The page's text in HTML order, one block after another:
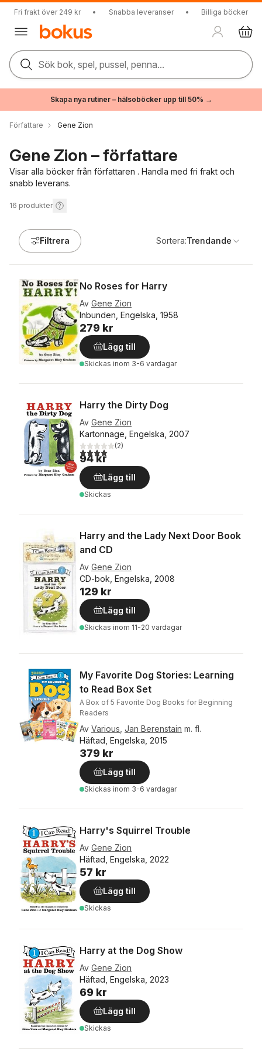
Fri frakt över 249 kr • Snabba leveranser • Billiga böcker
Sök bok, spel, pussel, penna...
Skapa nya rutiner – hälsoböcker upp till 50% →
Författare Gene Zion
Gene Zion – författare
Visar alla böcker från författaren . Handla med fri frakt och
snabb leverans.
16 produkter
Filtrera Sortera:Trendande
No Roses for Harry
Av Gene Zion
Inbunden, Engelska, 1958
279 kr
Lägg till
Skickas inom 3-6 vardagar
Harry the Dirty Dog
Av Gene Zion
Kartonnage, Engelska, 2007
4,0utav 5 stjärnor. Totalt antal röster:
(2)
94 kr
Lägg till
Skickas
Harry and the Lady Next Door Book
and CD
Av Gene Zion
CD-bok, Engelska, 2008
129 kr
Lägg till
Skickas inom 11-20 vardagar
My Favorite Dog Stories: Learning
to Read Box Set
A Box of 5 Favorite Dog Books for Beginning
Readers
Av Various Jan Berenstain m. fl.
Häftad, Engelska, 2015
379 kr
Lägg till
Skickas inom 3-6 vardagar
Harry's Squirrel Trouble
Av Gene Zion
Häftad, Engelska, 2022
57 kr
Lägg till
Skickas
Harry at the Dog Show
Av Gene Zion
Häftad, Engelska, 2023
69 kr
Lägg till
Skickas